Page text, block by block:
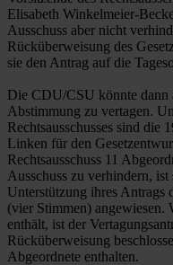
Elisabeth Winkelmeier-
Ausschuss aber nicht
Rücküberweisung des
sie den Antrag auf die
Die CDU/CSU könnte dann
Abstimmung zu vertagen.
Rechtsausschusses sind
Linken für den
Rechtsausschuss 11
Ausschuss zu verhindern,
Unterstützung ihres
(vier Stimmen) angewiesen.
enthält, ist der
Rücküberweisung
Abgeordnete enthalten.